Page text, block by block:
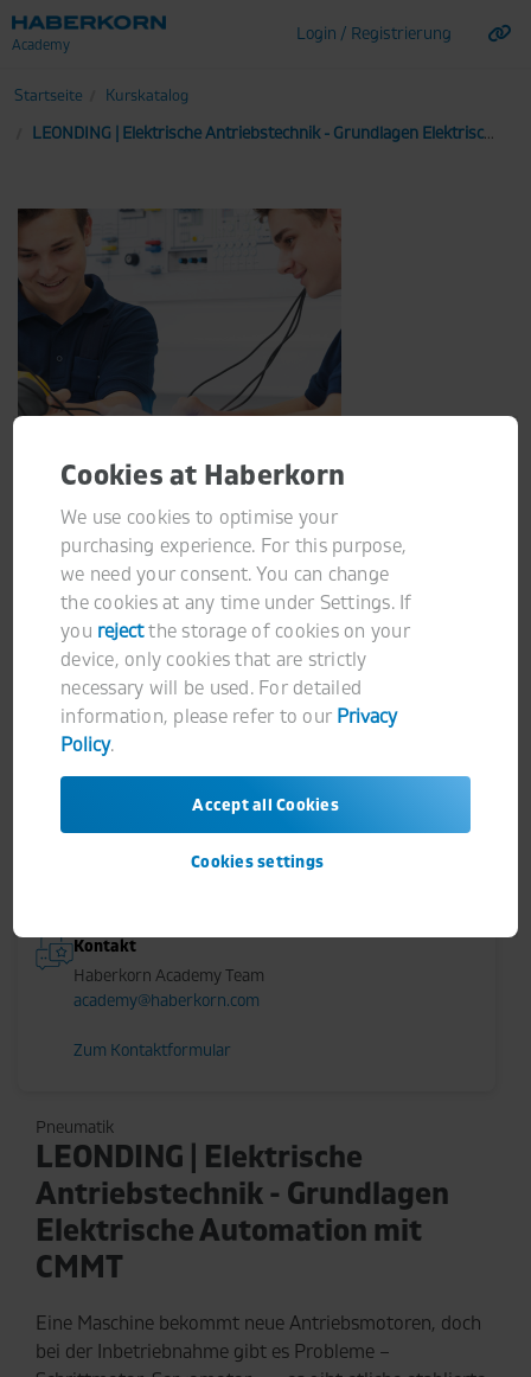
Zum Hauptinhalt wechseln Login / Registrierung
Kurskatalog
LEONDING | Elektrische Antriebstechnik - Grundlagen Elektrische Automation mit CMMT
Zum Kurs
Teilen
Termine
Derzeit sind keine Termine für diesen Kurs verfügbar,
aber Sie können einen neuen Termin anfragen.
1.610,00€ exkl. 20% Mehrwertsteuer
Kontakt
Haberkorn Academy Team
academy@haberkorn.com
Zum Kontaktformular
Pneumatik
LEONDING | Elektrische
Antriebstechnik - Grundlagen
Elektrische Automation mit
CMMT
Eine Maschine bekommt neue Antriebsmotoren, doch
bei der Inbetriebnahme gibt es Probleme –
Cookies at Haberkorn
We use cookies to optimise your
purchasing experience. For this purpose,
we need your consent. You can change
the cookies at any time under Settings. If
you rejectthe storage of cookies on your
device, only cookies that are strictly
necessary will be used. For detailed
information, please refer to our Privacy
Policy.
Accept all Cookies
Cookies settings